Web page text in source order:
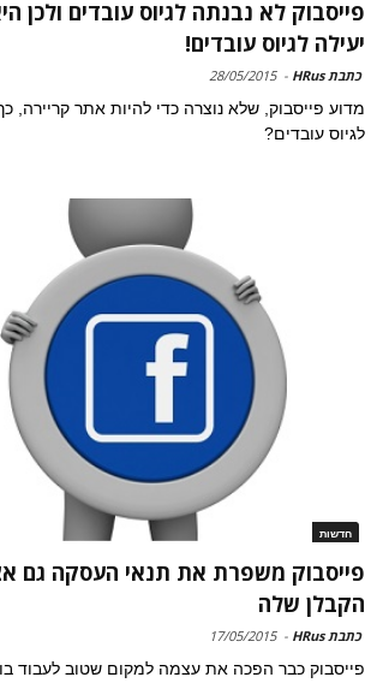
פייסבוק לא נבנתה לגיוס עובדים ולכן
יעילה לגיוס עובדים!
כתבת HRus -
28/05/2015
מדוע פייסבוק, שלא נוצרה כדי להיות אתר קריירה,
לגיוס עובדים?
חדשות
פייסבוק משפרת את תנאי העסקה גם
הקבלן שלה
כתבת HRus -
17/05/2015
פייסבוק כבר הפכה את עצמה למקום שטוב לעבוד